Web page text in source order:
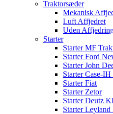
Traktorsæder
Mekanisk
Luft Affjedret
Uden
Starter
Starter MF
Starter Ford
Starter John
Starter Case-
Starter Fiat
Starter Zetor
Starter Deutz
Starter